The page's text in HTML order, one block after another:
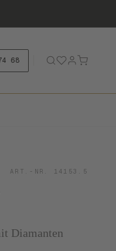
68
ART.-NR. 14153.5
Diamanten